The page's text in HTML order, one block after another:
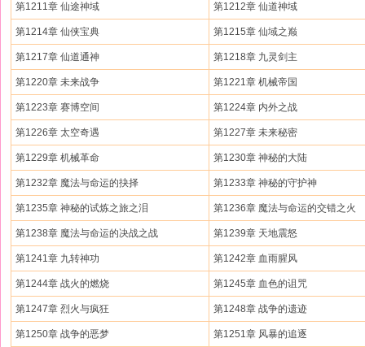
第1211章 仙途神域 第1212章 仙道神域
第1214章 仙侠宝典 第1215章 仙域之巅
第1217章 仙道通神 第1218章 九灵剑主
第1220章 未来战争 第1221章 机械帝国
第1223章 赛博空间 第1224章 内外之战
第1226章 太空奇遇 第1227章 未来秘密
第1229章 机械革命 第1230章 神秘的大陆
第1232章 魔法与命运的抉择 第1233章 神秘的守护神
第1235章 神秘的试炼之旅之泪 第1236章 魔法与命运的交错之火
第1238章 魔法与命运的决战之战 第1239章 天地震怒
第1241章 九转神功 第1242章 血雨腥风
第1244章 战火的燃烧 第1245章 血色的诅咒
第1247章 烈火与疯狂 第1248章 战争的遗迹
第1250章 战争的恶梦 第1251章 风暴的追逐